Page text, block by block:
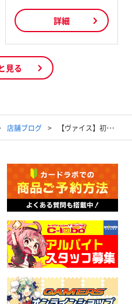
詳細
見る
店舗ブログ 【ヴァイス】初音ミク買取POP更新！！【プロジェクトセカイ カラフルステージ！ feat. 初音ミク】